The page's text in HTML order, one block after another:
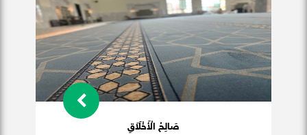
صَالِحُ الْأَخْلَاَقِ